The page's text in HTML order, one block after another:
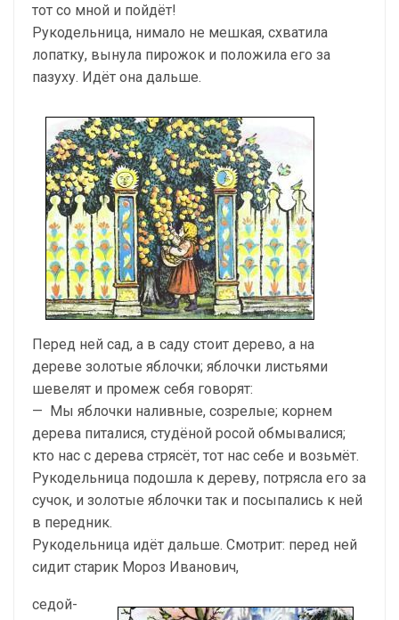
тот со мной и пойдёт!
Рукодельница, нимало не мешкая, схватила
лопатку, вы­нула пирожок и положила его за
пазуху. Идёт она дальше.
Перед ней сад, а в саду стоит дерево, а на
дереве золотые яблочки; яблочки листьями
шевелят и промеж себя говорят:
— Мы яблочки наливные, созрелые; корнем
дерева питалися, студёной росой обмывалися;
кто нас с дерева стрясёт, тот нас себе и возьмёт.
Рукодельница подошла к дереву, потрясла его за
сучок, и золотые яблочки так и посыпались к ней
в передник.
Рукодельница идёт дальше. Смотрит: перед ней
сидит ста­рик Мороз Иванович,
седой-